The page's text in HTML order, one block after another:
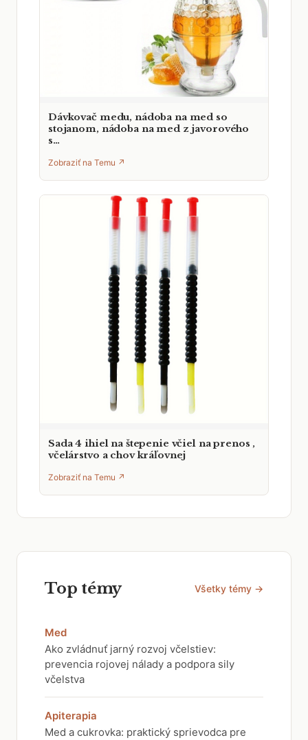
Dávkovač medu, nádoba na med so
stojanom, nádoba na med z javorového
s…
Zobraziť na Temu ↗
Sada 4 ihiel na štepenie včiel na prenos ,
včelárstvo a chov kráľovnej
Zobraziť na Temu ↗
Top témy Všetky témy →
Med
Ako zvládnuť jarný rozvoj včelstiev:
prevencia rojovej nálady a podpora sily
včelstva
Apiterapia
Med a cukrovka: praktický sprievodca pre